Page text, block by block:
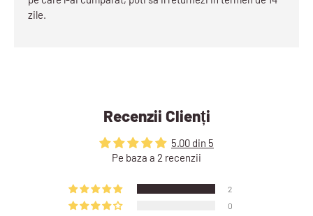
zile.
Recenzii Clienți
5.00 din 5
Pe baza a 2 recenzii
2
0